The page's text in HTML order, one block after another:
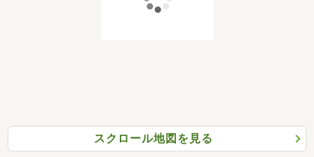
スクロール地図を見る